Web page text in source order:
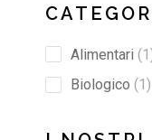
Alimentari 1
Biologico 1